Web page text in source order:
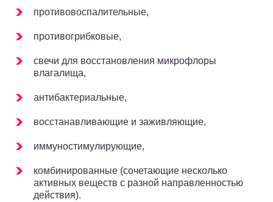
противовоспалительные,
противогрибковые,
свечи для восстановления микрофлоры
влагалища,
антибактериальные,
восстанавливающие и заживляющие,
иммуностимулирующие,
комбинированные (сочетающие несколько
активных веществ с разной направленностью
действия).